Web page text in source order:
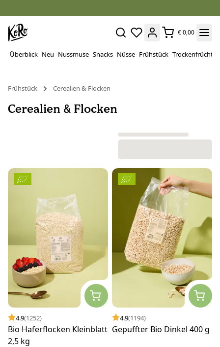
€ 0,00
Überblick Neu Nussmuse Snacks Nüsse Frühstück Trockenfrüchte
Frühstück
Cerealien & Flocken
Cerealien & Flocken
4.9(1252)
Bio Haferflocken Kleinblatt
2,5 kg
4.9(1194)
Gepuffter Bio Dinkel 400 g